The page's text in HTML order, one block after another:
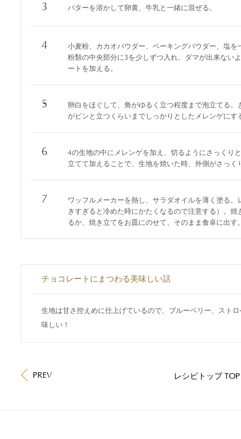
3 バターを溶かして卵黄、牛乳と一緒に混ぜる。
4
小麦粉、カカオパウダー、ベーキングパウダー、塩を
粉類の中央部分に3を少しずつ入れ、ダマが出来ない
ートを加える。
5
卵白をほぐして、角がゆるく立つ程度まで泡立てる
がピンと立つくらいまでしっかりとしたメレンゲにす
6
4の生地の中にメレンゲを加え、切るようにさっくり
立てて加えることで、生地を焼いた時、外側がさっく
7
ワッフルメーカーを熱し、サラダオイルを薄く塗る
きすぎると冷めた時にかたくなるので注意する）。
るか、焼き立てをお皿にのせて、そのまま食卓に出す。
チョコレートにまつわる美味しい話
生地は甘さ控えめに仕上げているので、ブルーベリー、スト
味しい！
PREV レシピトップ TOP